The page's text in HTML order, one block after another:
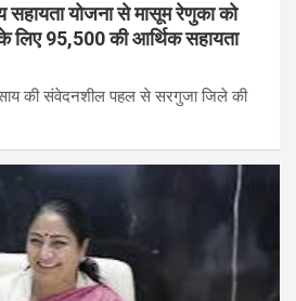
सहायता योजना से मासूम रेणुका को
लिए 95,500 की आर्थिक सहायता
साय की संवेदनशील पहल से सरगुजा जिले की